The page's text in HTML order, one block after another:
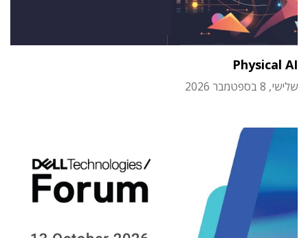
Physical AI
שלישי, 8 בספטמבר 2026